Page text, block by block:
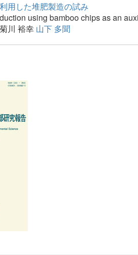
用した堆肥製造の試み
using bamboo chips as an
菊川 裕幸 山下 多聞